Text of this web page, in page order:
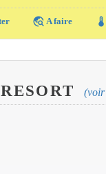
travel_explore A faire thermostat
(voir